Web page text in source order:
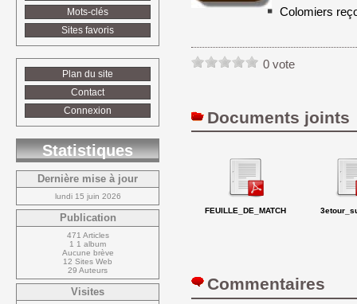
Colomiers
0 vote
Documents joints
FEUILLE_DE_MATCH
Commentaires
Mots-clés
Sites favoris
Plan du site
Contact
Connexion
Statistiques
Dernière mise à jour
lundi 15 juin 2026
Publication
471 Articles
1 1 album
Aucune brève
12 Sites Web
29 Auteurs
Visites